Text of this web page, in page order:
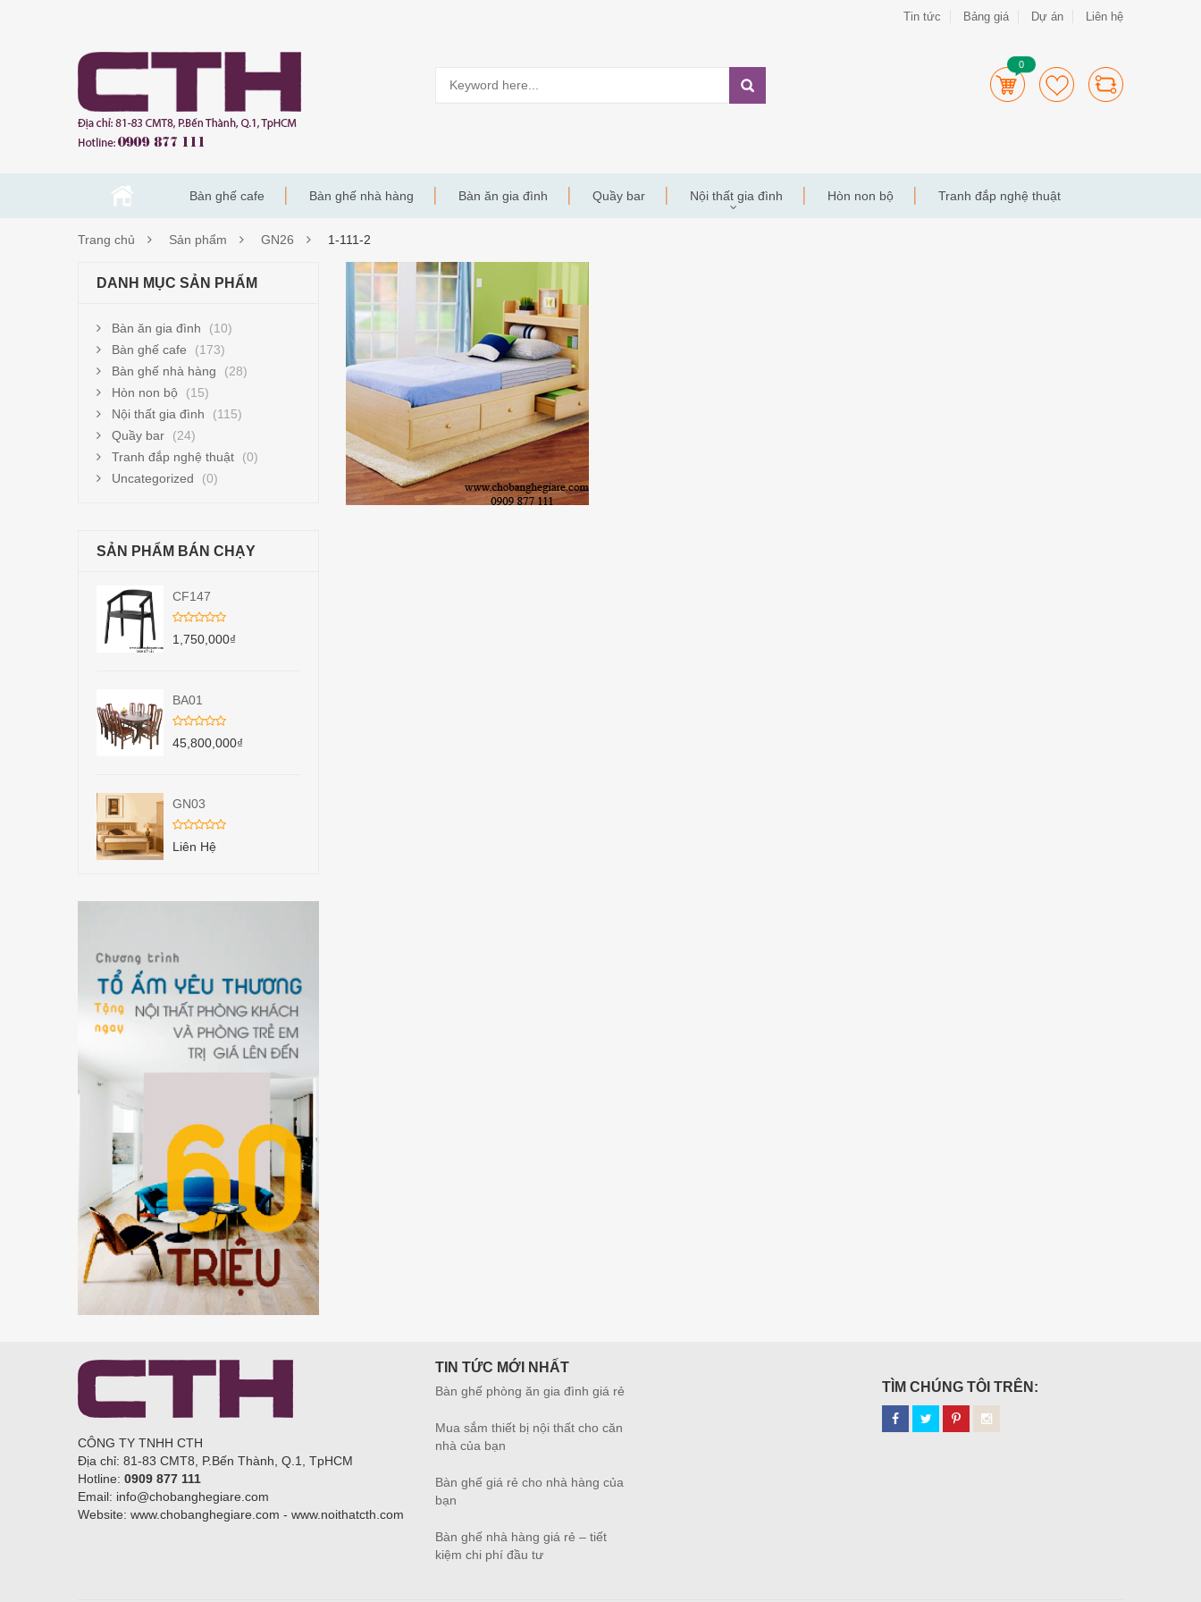
Tin tức Bảng giá Dự án Liên hệ
0
Bàn ghế cafe Bàn ghế nhà hàng Bàn ăn gia đình Quầy bar Nội thất gia đình Hòn non bộ Tranh đắp nghệ thuật
Trang chủ Sản phẩm GN26 1-111-2
1-
111-
DANH MỤC SẢN PHẨM
Bàn ăn gia đình
(10)
Bàn ghế cafe
(173)
Bàn ghế nhà hàng
(28)
Hòn non bộ
(15)
Nội thất gia đình
(115)
Quầy bar
(24)
Tranh đắp nghệ thuật
(0)
Uncategorized
(0)
SẢN PHẨM BÁN CHẠY
CF147
1,750,000₫
BA01
45,800,000₫
GN03
Liên Hệ
CÔNG TY TNHH CTH
Địa chỉ: 81-83 CMT8, P.Bến Thành, Q.1, TpHCM
Hotline: 0909 877 111
Email: info@chobanghegiare.com
Website: www.chobanghegiare.com - www.noithatcth.com
TIN TỨC MỚI NHẤT
Bàn ghế phòng ăn gia đình giá rẻ
Mua sắm thiết bị nội thất cho căn
nhà của bạn
Bàn ghế giá rẻ cho nhà hàng của
bạn
Bàn ghế nhà hàng giá rẻ – tiết
kiệm chi phí đầu tư
TÌM CHÚNG TÔI TRÊN: